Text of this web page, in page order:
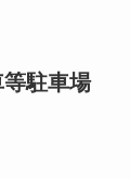
駐車場